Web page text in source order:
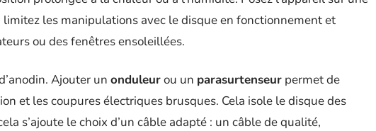
limitez les manipulations avec le disque en fonctionnement et
ou des fenêtres ensoleillées.
Ajouter un onduleurou un parasurtenseur permet de
et les coupures électriques brusques. Cela isole le disque des
s’ajoute le choix d’un câble adapté : un câble de qualité,